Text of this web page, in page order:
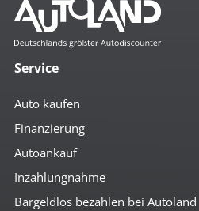
Service
Auto kaufen
Finanzierung
Autoankauf
Inzahlungnahme
Bargeldlos bezahlen bei Autoland